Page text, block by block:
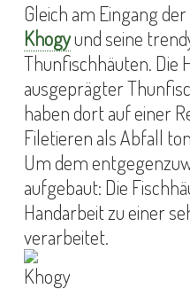
Gleich am Eingang
Khogyund seine
Thunfischhäuten. Die
ausgeprägter
haben dort auf einer
Filetieren als Abfall
Um dem
aufgebaut: Die
Handarbeit zu einer
verarbeitet.